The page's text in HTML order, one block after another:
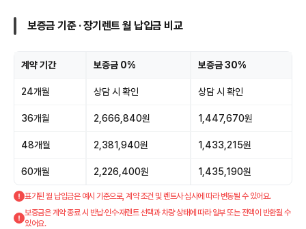
보증금 기준 · 장기렌트 월 납입금 비교
계약 기간 보증금 0% 보증금 30%
24개월 상담 시 확인 상담 시 확인
36개월 2,666,840원 1,447,670원
48개월 2,381,940원 1,433,215원
60개월 2,226,400원 1,435,190원
표기된 월 납입금은 예시 기준으로, 계약 조건 및 렌트사 심사에 따라 변동될 수 있어요.
보증금은 계약 종료 시 반납·인수·재렌트 선택과 차량 상태에 따라 일부 또는 전액이 반환될 수
있어요.